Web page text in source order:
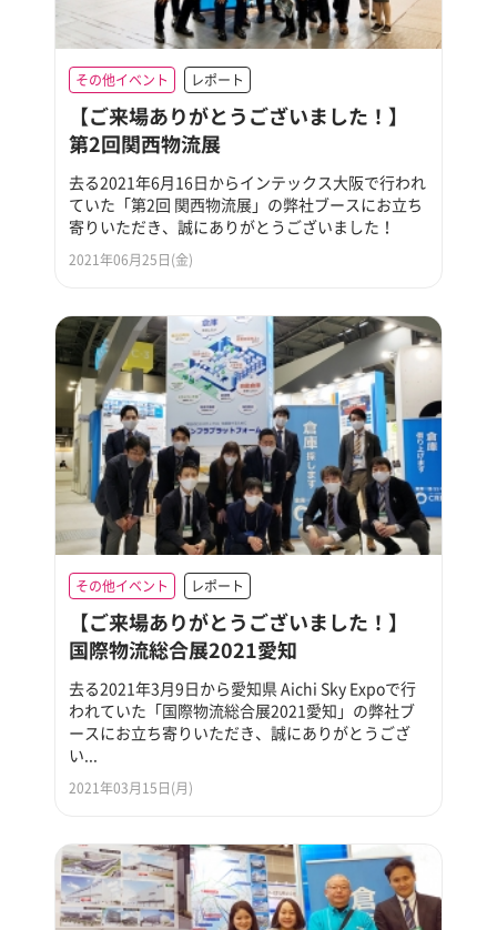
その他イベント レポート
【ご来場ありがとうございました！】
第2回関西物流展
去る2021年6月16日からインテックス大阪で行われ
ていた「第2回 関西物流展」の弊社ブースにお立ち
寄りいただき、誠にありがとうございました！
2021年06月25日(金)
その他イベント レポート
【ご来場ありがとうございました！】
国際物流総合展2021愛知
去る2021年3月9日から愛知県 Aichi Sky Expoで行
われていた「国際物流総合展2021愛知」の弊社ブ
ースにお立ち寄りいただき、誠にありがとうござ
い...
2021年03月15日(月)